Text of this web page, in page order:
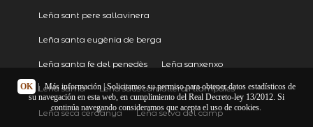
Leña sant pere sallavinera
Leña santa eugènia de berga
Leña santa fe del penedès Leña sanxenxo
Leña sarria Leña saus camallera i llampaies
Leña seca cerdanya Leña selva del camp
OK | Más información| Solicitamos su permiso para obtener datos estadísticos de
su navegación en esta web, en cumplimiento del Real Decreto-ley 13/2012. Si
continúa navegando consideramos que acepta el uso de cookies.